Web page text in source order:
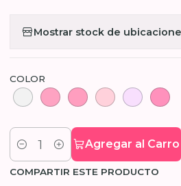
Mostrar stock de
COLOR
Cantidad
Agregar al Carro
COMPARTIR ESTE PRODUCTO